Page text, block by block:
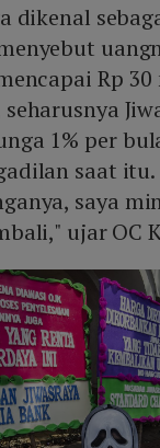
dikenal
Rp
1% per
saat
saya
ujar OC